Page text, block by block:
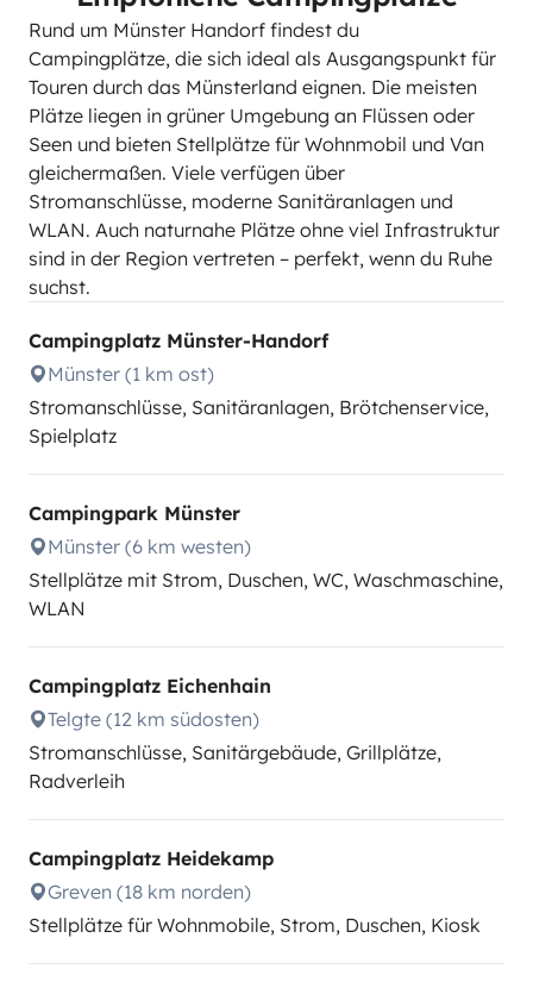
Rund um Münster Handorf findest du
Campingplätze, die sich ideal als Ausgangspunkt für
Touren durch das Münsterland eignen. Die meisten
Plätze liegen in grüner Umgebung an Flüssen oder
Seen und bieten Stellplätze für Wohnmobil und Van
gleichermaßen. Viele verfügen über
Stromanschlüsse, moderne Sanitäranlagen und
WLAN. Auch naturnahe Plätze ohne viel Infrastruktur
sind in der Region vertreten – perfekt, wenn du Ruhe
suchst.
Campingplatz Münster-Handorf
Münster (1 km ost)
Stromanschlüsse, Sanitäranlagen, Brötchenservice,
Spielplatz
Campingpark Münster
Münster (6 km westen)
Stellplätze mit Strom, Duschen, WC, Waschmaschine,
WLAN
Campingplatz Eichenhain
Telgte (12 km südosten)
Stromanschlüsse, Sanitärgebäude, Grillplätze,
Radverleih
Campingplatz Heidekamp
Greven (18 km norden)
Stellplätze für Wohnmobile, Strom, Duschen, Kiosk